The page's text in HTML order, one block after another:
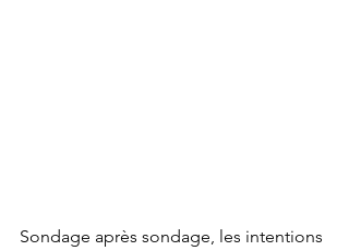
Sondage après sondage, les intentions